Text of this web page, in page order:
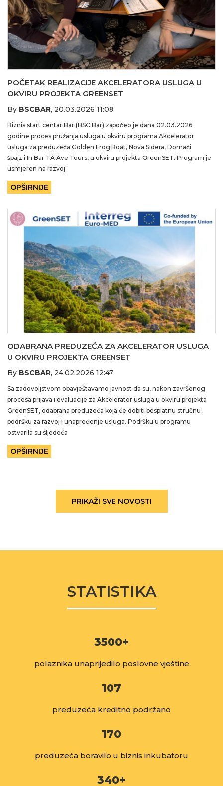
POČETAK REALIZACIJE AKCELERATORA USLUGA U
OKVIRU PROJEKTA GREENSET
By BSCBAR, 20.03.2026 11:08
Biznis start centar Bar (BSC Bar) započeo je dana 02.03.2026.
godine proces pružanja usluga u okviru programa Akcelerator
usluga za preduzeća Golden Frog Boat, Nova Sidera, Domaći
špajz i In Bar TA Ave Tours, u okviru projekta GreenSET. Program je
usmjeren na razvoj
OPŠIRNIJE
ODABRANA PREDUZEĆA ZA AKCELERATOR USLUGA
U OKVIRU PROJEKTA GREENSET
By BSCBAR, 24.02.2026 12:47
Sa zadovoljstvom obavještavamo javnost da su, nakon završenog
procesa prijava i evaluacije za Akcelerator usluga u okviru projekta
GreenSET, odabrana preduzeća koja će dobiti besplatnu stručnu
podršku za razvoj i unapređenje usluga. Podršku u programu
ostvarila su sljedeća
OPŠIRNIJE
PRIKAŽI SVE NOVOSTI
STATISTIKA
3500+
polaznika unaprijedilo poslovne vještine
107
preduzeća kreditno podržano
170
preduzeća boravilo u biznis inkubatoru
340+